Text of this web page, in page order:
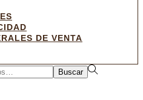
DE VENTA
Buscar